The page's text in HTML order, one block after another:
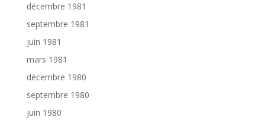
décembre 1981
septembre 1981
juin 1981
mars 1981
décembre 1980
septembre 1980
juin 1980